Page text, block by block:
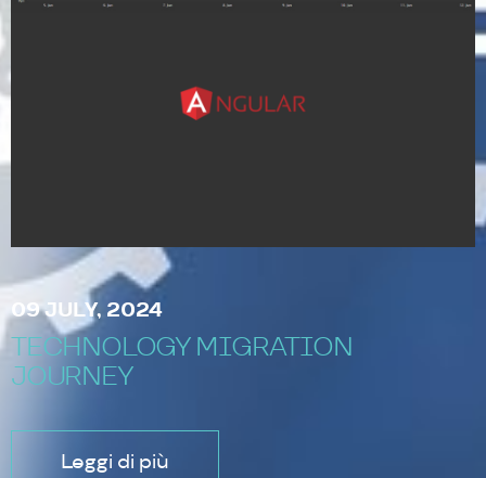
09 JULY, 2024
TECHNOLOGY MIGRATION
JOURNEY
Leggi di più